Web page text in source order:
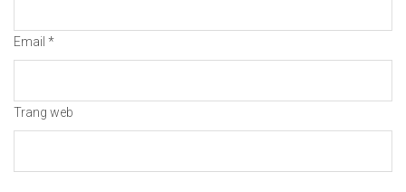
😘Cảm ơn bạn đã xem thông tin😘🍀🤗Chúc bạn
Email *
Trang web